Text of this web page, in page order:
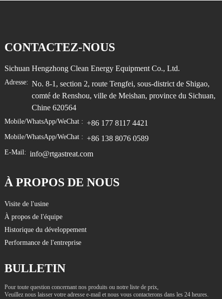
CONTACTEZ-NOUS
Sichuan Hengzhong Clean Energy Equipment Co., Ltd.
Adresse: No. 8-1, section 2, route Tengfei, sous-district de Shigao,
comté de Renshou, ville de Meishan, province du Sichuan,
Chine 620564
Mobile/WhatsApp/WeChat : +86 177 8117 4421
Mobile/WhatsApp/WeChat : +86 138 8076 0589
E-Mail: info@rtgastreat.com
À PROPOS DE NOUS
Visite de l'usine
À propos de l'équipe
Historique du développement
Performance de l'entreprise
BULLETIN
Pour toute question concernant nos produits ou notre liste de prix,
Veuillez nous laisser votre adresse e-mail et nous vous contacterons dans les 24 heures.